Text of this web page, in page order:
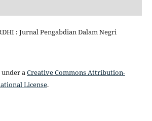
: Jurnal Pengabdian Dalam Negri
aCreative Commons Attribution-
License.